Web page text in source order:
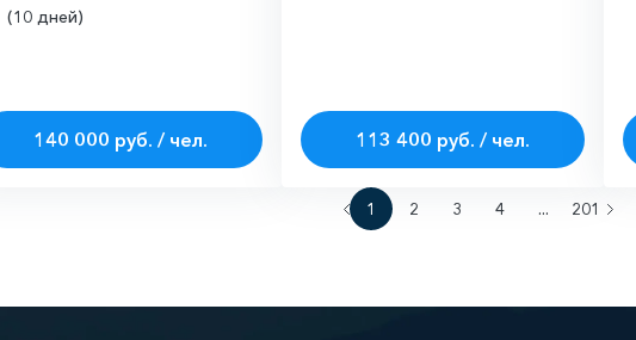
(10 дней)
140 000 руб. / чел. 113 400 руб. / чел.
1 2 3 4 ... 201